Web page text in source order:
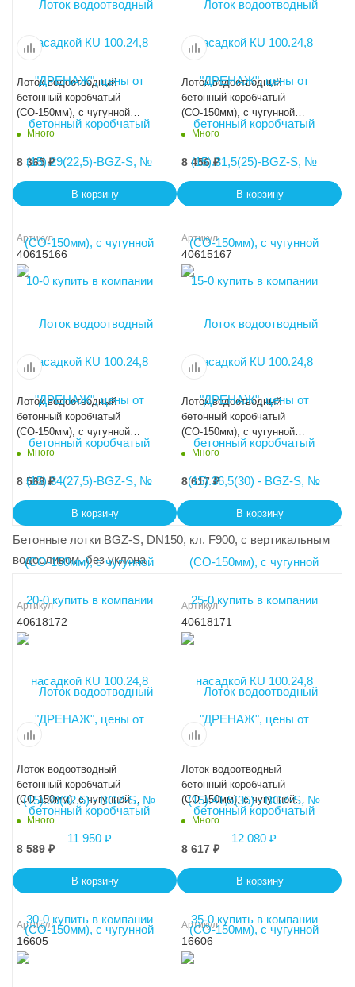
Лоток водоотводный
бетонный коробчатый
(СО-150мм), с чугунной
насадкой КU 100.24,8
Много
8 365₽
В корзину
Лоток водоотводный
бетонный коробчатый
(СО-150мм), с чугунной
насадкой КU 100.24,8
Много
8 456₽
В корзину
Артикул
40615166
Лоток водоотводный
бетонный коробчатый
(СО-150мм), с чугунной
насадкой КU 100.24,8
Много
8 568₽
В корзину
Артикул
40615167
Лоток водоотводный
бетонный коробчатый
(СО-150мм), с чугунной
насадкой КU 100.24,8
Много
8 617₽
В корзину
Бетонные лотки BGZ-S, DN150, кл. F900, с вертикальным
водосливом, без уклона
Артикул
40618172
Лоток водоотводный
бетонный коробчатый
(СО-150мм), с чугунной
насадкой, с водосливом КUв
№ -10-0
Много
8 589 ₽
В корзину
Артикул
40618171
Лоток водоотводный
бетонный коробчатый
(СО-150мм), с чугунной
насадкой, с водосливом КUв
№ -5-0
Много
8 617 ₽
В корзину
Артикул
16605
Артикул
16606